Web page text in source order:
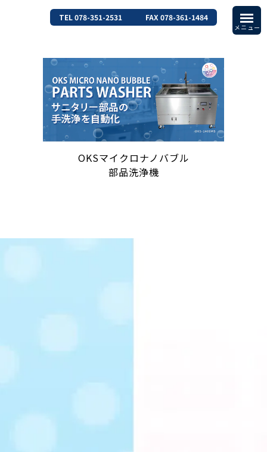
TEL 078-351-2531 FAX 078-361-1484
OKSマイクロナノバブル
部品洗浄機